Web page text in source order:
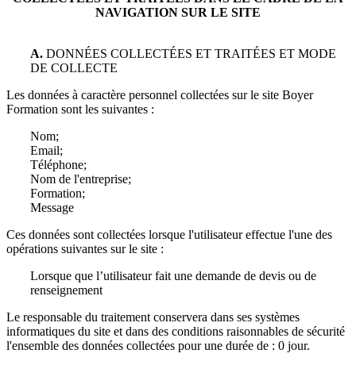
NAVIGATION SUR LE SITE
A. DONNÉES COLLECTÉES ET TRAITÉES ET MODE
DE COLLECTE
Les données à caractère personnel collectées sur le site Boyer
Formation sont les suivantes :
Nom;
Email;
Téléphone;
Nom de l'entreprise;
Formation;
Message
Ces données sont collectées lorsque l'utilisateur effectue l'une des
opérations suivantes sur le site :
Lorsque que l’utilisateur fait une demande de devis ou de
renseignement
Le responsable du traitement conservera dans ses systèmes
informatiques du site et dans des conditions raisonnables de sécurité
l'ensemble des données collectées pour une durée de : 0 jour.